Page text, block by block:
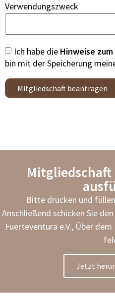
Ver­wen­dungs­zweck
Ich habe die Hin­wei­se
bin mit der Spei­che­rung
Mitgliedschaft beantragen
Mitgliedschaft
Bit­te dru­cken und
Anschlie­ßend schi­cken Sie
Fuer­te­ven­tura e.V., Über
Jetzt